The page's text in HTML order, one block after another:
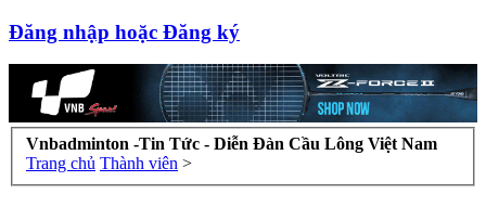
Đăng nhập hoặc Đăng ký
Vnbadminton -Tin Tức - Diễn Đàn Cầu Lông Việt Nam
Trang chủ Thành viên >